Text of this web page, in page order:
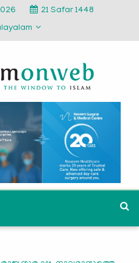
21 Safar 1448